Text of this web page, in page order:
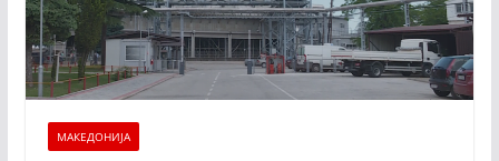
МАКЕДОНИЈА